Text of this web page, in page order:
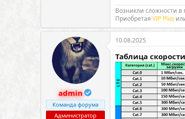
Возникли сложности
Приобретая VIP Plus
admin
Команда форума
Администратор
10.08.2025
Таблица